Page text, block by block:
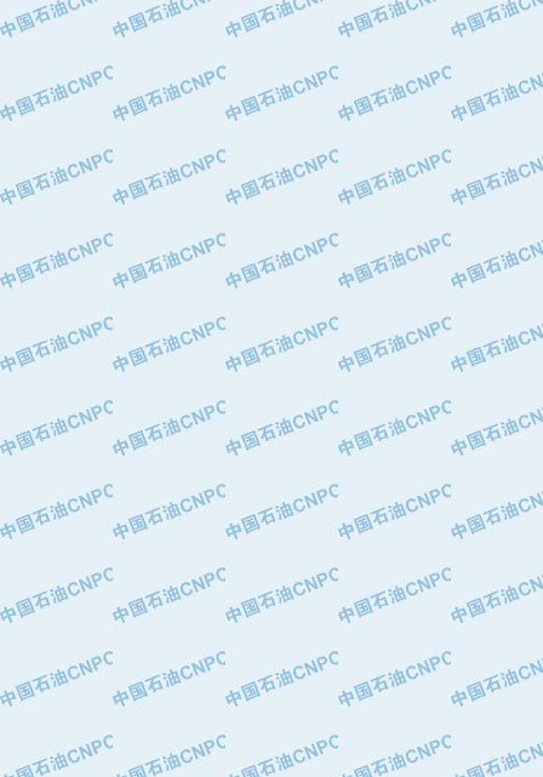
·中国石油化工股份有限公司催化剂长
·北京长空工业有限公司
·北京中旭阳光石油天然气科技有限公
·托肯恒山科技（广州）有限公司
·美钻石油钻采系统（上海）有限公司
·陕西爱瑞德控制工程有限公司
·成都中寰机电设备有限公司
·河北保定天威集团特变电气有限公司
·中国石油辽阳石油化纤公司
·托肯恒山科技（广州）有限公司
·大庆油田飞马有限公司
·大庆油田有限责任公司
·中国石油华北油田公司
·中国石油锦西石化分公司
·大港油田集团有限责任公司
·天津钢管集团股份有限公司
·深圳市肯多斯实业发展有限公司
·山东墨龙石油机械股份有限公司
·瓦卢瑞克.曼内斯曼石油专用管（德
·无锡西姆莱斯石油专用管制造有限公
·武汉钢铁（集团）公司
·太原钢铁(集团)有限公司